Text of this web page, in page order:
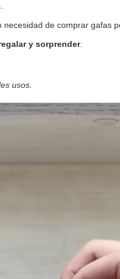
necesidad de comprar gafas
y sorprender.
usos.